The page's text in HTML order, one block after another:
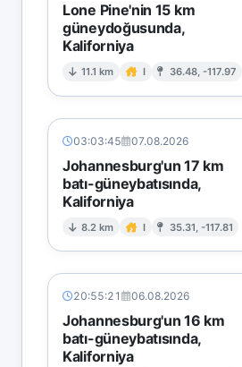
Lone Pine'nin 15 km
güneydoğusunda,
Kaliforniya
11.1 km I 36.48, -117.97
03:03:45 07.08.2026
Johannesburg'un 17 km
batı-güneybatısında,
Kaliforniya
8.2 km I 35.31, -117.81
20:55:21 06.08.2026
Johannesburg'un 16 km
batı-güneybatısında,
Kaliforniya